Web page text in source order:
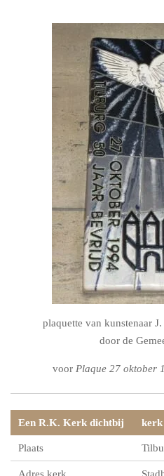
plaquette van kunstenaar
door de
voor Plaque 27 oktober
Een R.K. Kerk dichtbij kerk
Plaats